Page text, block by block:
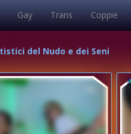
Gay Trans Coppie
del Nudo e dei Seni